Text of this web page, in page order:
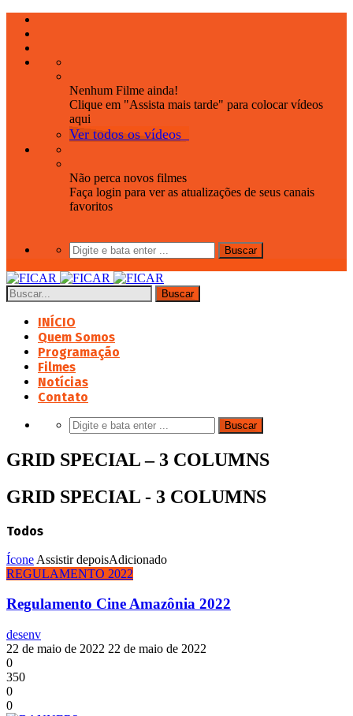
Nenhum Filme ainda!
Clique em "Assista mais tarde" para colocar vídeos
aqui
Ver todos os vídeos
Não perca novos filmes
Faça login para ver as atualizações de seus canais
favoritos
INÍCIO
Quem Somos
Programação
Filmes
Notícias
Contato
GRID SPECIAL – 3 COLUMNS
GRID SPECIAL - 3 COLUMNS
Todos
Ícone Assistir depoisAdicionado
REGULAMENTO 2022
Regulamento Cine Amazônia 2022
desenv
22 de maio de 2022 22 de maio de 2022
0
350
0
0